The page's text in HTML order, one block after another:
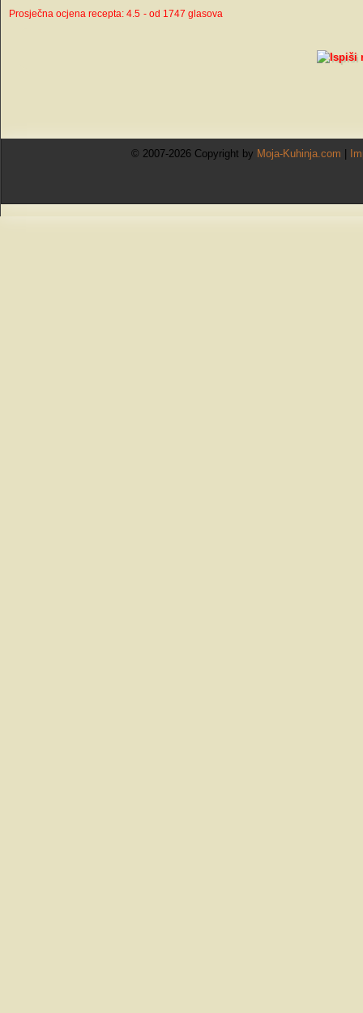
Prosječna ocjena recepta: 4.5 - od 1747 glasova
© 2007-2026 Copyright by Moja-Kuhinja.com